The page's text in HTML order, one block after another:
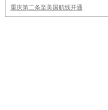
重庆第二条至美国航线开通